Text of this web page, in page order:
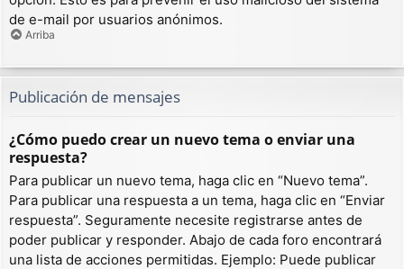
de e-mail por usuarios anónimos.
Arriba
Publicación de mensajes
¿Cómo puedo crear un nuevo tema o enviar una
respuesta?
Para publicar un nuevo tema, haga clic en “Nuevo tema”.
Para publicar una respuesta a un tema, haga clic en “Enviar
respuesta”. Seguramente necesite registrarse antes de
poder publicar y responder. Abajo de cada foro encontrará
una lista de acciones permitidas. Ejemplo: Puede publicar